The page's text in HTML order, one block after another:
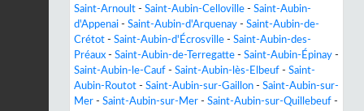
Saint-Arnoult - Saint-Aubin-Celloville - Saint-Aubin-
d'Appenai - Saint-Aubin-d'Arquenay - Saint-Aubin-de-
Crétot - Saint-Aubin-d'Écrosville - Saint-Aubin-des-
Préaux - Saint-Aubin-de-Terregatte - Saint-Aubin-Épinay -
Saint-Aubin-le-Cauf - Saint-Aubin-lès-Elbeuf - Saint-
Aubin-Routot - Saint-Aubin-sur-Gaillon - Saint-Aubin-sur-
Mer - Saint-Aubin-sur-Mer - Saint-Aubin-sur-Quillebeuf -